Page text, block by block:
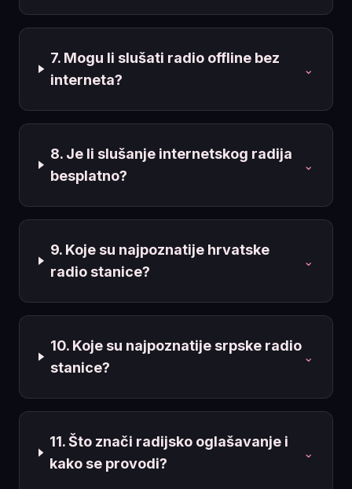
7. Mogu li slušati radio offline bez
interneta?
⌄
8. Je li slušanje internetskog radija
besplatno?
⌄
9. Koje su najpoznatije hrvatske
radio stanice?
⌄
10. Koje su najpoznatije srpske radio
stanice?
⌄
11. Što znači radijsko oglašavanje i
kako se provodi?
⌄